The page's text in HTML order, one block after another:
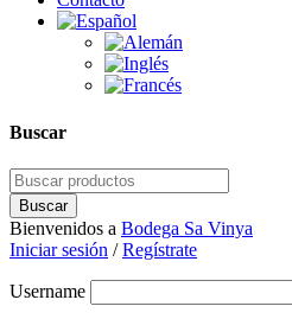
Buscar
Bienvenidos a Bodega Sa Vinya
Iniciar sesión /Regístrate
Username